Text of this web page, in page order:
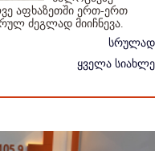
აფხაზეთში ერთ-ერთ
ძეგლად მიიჩნევა.
სრულად
ყველა სიახლე